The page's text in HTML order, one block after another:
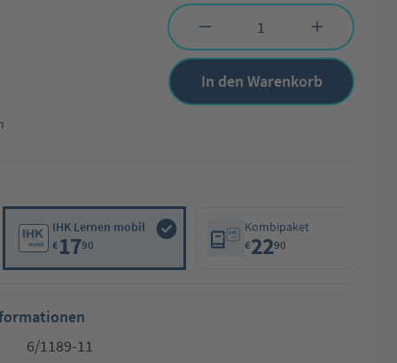
Produkt Anzahl: Gib den gewünschten
In den Warenkorb
IHK Lernen mobil
€1790
Kombipaket
€2290
6/1189-11